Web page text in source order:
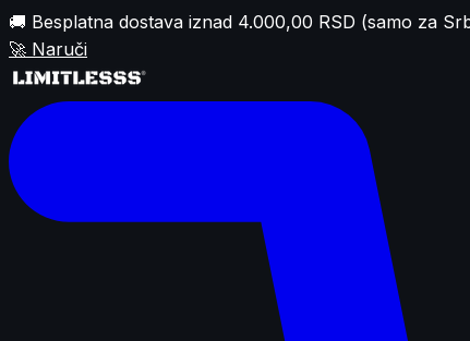
🚚 Besplatna dostava iznad 4.000,00 RSD (samo za
🚀 Naruči